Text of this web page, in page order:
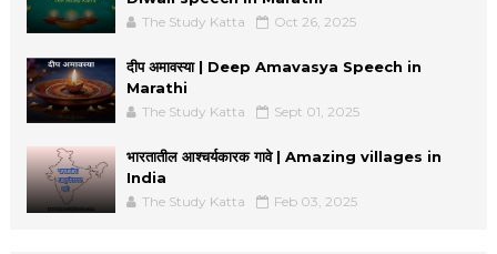
The Study Katta Oct 26, 2025
दीप अमावस्या | Deep Amavasya Speech in
Marathi
The Study Katta Sept 01, 2025
भारतातील आश्चर्यकारक गावे | Amazing villages in
India
The Study Katta Feb 03, 2025